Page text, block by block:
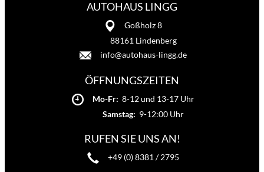
AUTOHAUS LINGG
Goßholz 8
88161 Lindenberg
info@autohaus-lingg.de
ÖFFNUNGSZEITEN
Mo-Fr: 8-12 und 13-17 Uhr
Samstag: 9-12:00 Uhr
RUFEN SIE UNS AN!
+49 (0) 8381 / 2795